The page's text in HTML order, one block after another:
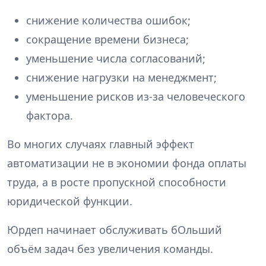
снижение количества ошибок;
сокращение времени бизнеса;
уменьшение числа согласований;
снижение нагрузки на менеджмент;
уменьшение рисков из-за человеческого
фактора.
Во многих случаях главный эффект
автоматизации не в экономии фонда оплаты
труда, а в росте пропускной способности
юридической функции.
Юрдеп начинает обслуживать бОльший
объём задач без увеличения команды.